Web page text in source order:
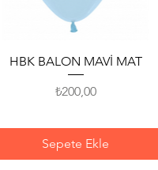
Hızlı Bakış
HBK BALON MAVİ MAT
Fiyat
₺200,00
Sepete Ekle